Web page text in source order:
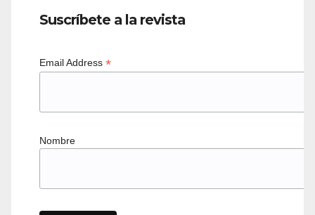
Suscríbete a la revista
Email Address *
Nombre